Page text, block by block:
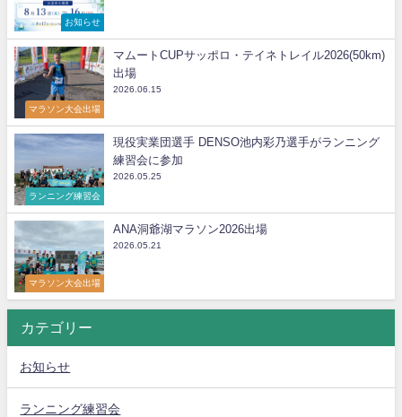
お知らせ
マラソン大会出場
マムートCUPサッポロ・テイネトレイル2026(50km)
出場
2026.06.15
ランニング練習会
現役実業団選手 DENSO池内彩乃選手がランニング
練習会に参加
2026.05.25
マラソン大会出場
ANA洞爺湖マラソン2026出場
2026.05.21
カテゴリー
お知らせ
ランニング練習会